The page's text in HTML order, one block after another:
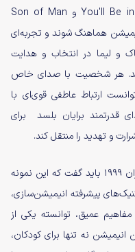
ایفا می‌کند. آهنگ‌هایی مانند You'll Be in My Heart و Son of Man
هماهنگ شوند و تجربه‌ای
و لیما در انتخاب و هدایت
هر شخصیت با صدای خاص
ارتباط عاطفی قوی‌ای با
قدرتمند برایان بلسد برای
و تهدید را منتقل کند.
به طور کل راجع به کارگردانی انیمیشن تارزان ۱۹۹۹ باید گفت که این نمونه
پیشرفته انیمیشن‌سازی،
عمیق، توانسته یکی از
نه تنها برای کودکان،